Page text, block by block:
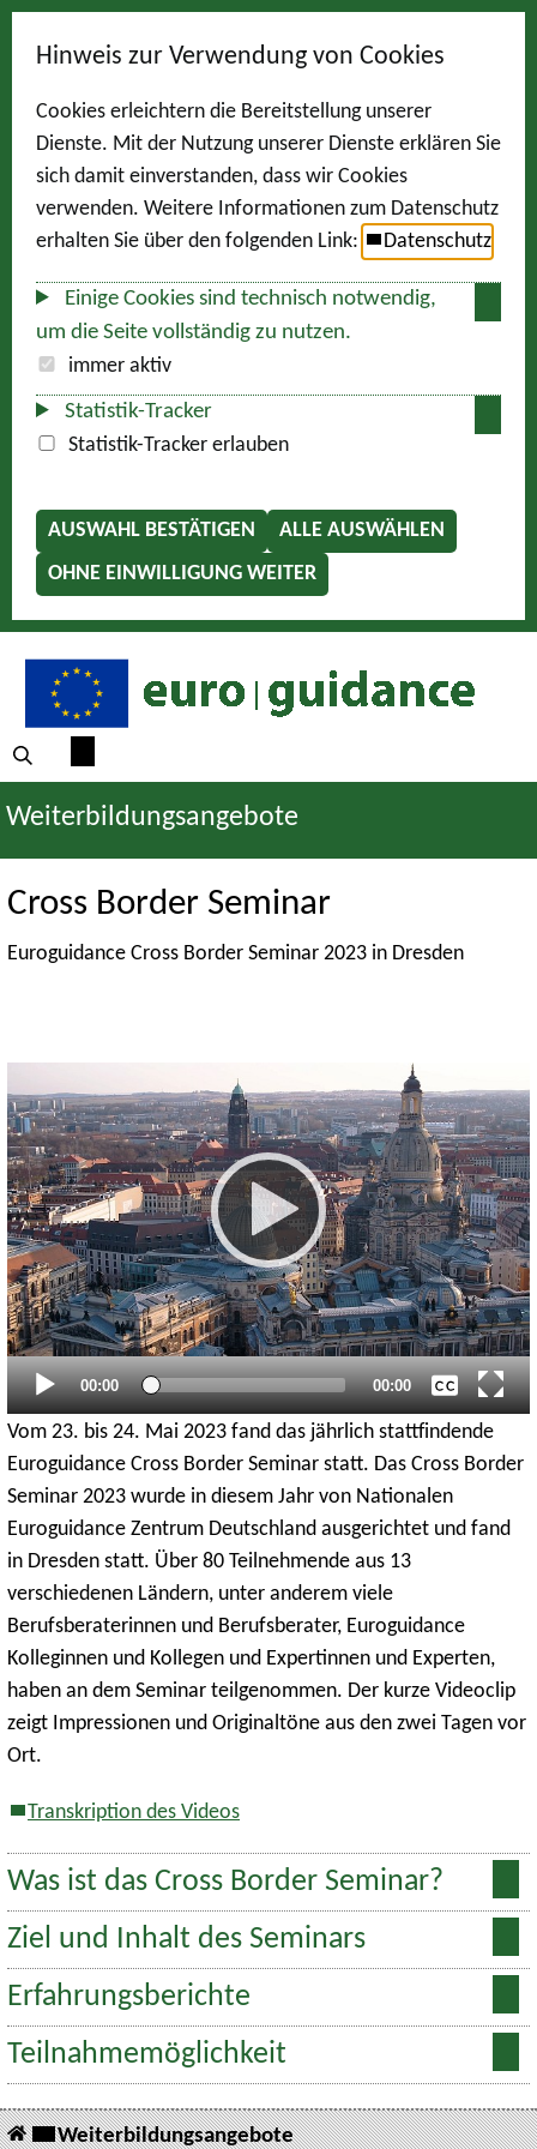
Hinweis zur Verwendung von Cookies
Cookies erleichtern die Bereitstellung unserer
Dienste. Mit der Nutzung unserer Dienste erklären Sie
sich damit einverstanden, dass wir Cookies
verwenden. Weitere Informationen zum Datenschutz
erhalten Sie über den folgenden Link:
Datenschutz
Einige Cookies sind technisch notwendig,
um die Seite vollständig zu nutzen.
immer aktiv
Statistik-Tracker
Statistik-Tracker erlauben
AUSWAHL BESTÄTIGEN
ALLE AUSWÄHLEN
OHNE EINWILLIGUNG WEITER
Weiterbildungsangebote
Cross Border Seminar
Euroguidance Cross Border Seminar 2023 in Dresden
Aktueller
Zeitpunkt
00:00 Gesamtlaufzeit
00:00
Keine
Englisch
Vom 23. bis 24. Mai 2023 fand das jährlich stattfindende
Euroguidance Cross Border Seminar statt. Das Cross Border
Seminar 2023 wurde in diesem Jahr von Nationalen
Euroguidance Zentrum Deutschland ausgerichtet und fand
in Dresden statt. Über 80 Teilnehmende aus 13
verschiedenen Ländern, unter anderem viele
Berufsberaterinnen und Berufsberater, Euroguidance
Kolleginnen und Kollegen und Expertinnen und Experten,
haben an dem Seminar teilgenommen. Der kurze Videoclip
zeigt Impressionen und Originaltöne aus den zwei Tagen vor
Ort.
Transkription des Videos
Was ist das Cross Border Seminar?
Ziel und Inhalt des Seminars
Erfahrungsberichte
Teilnahmemöglichkeit
Weiterbildungsangebote